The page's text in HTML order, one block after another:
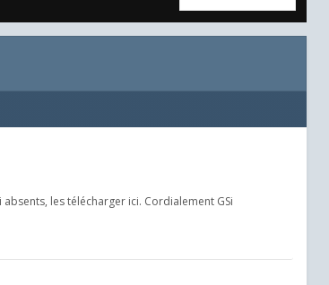
les télécharger ici. Cordialement GSi